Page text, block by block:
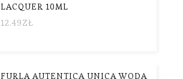
LACQUER 10ML
12.49ZŁ
FURLA AUTENTICA UNICA WODA